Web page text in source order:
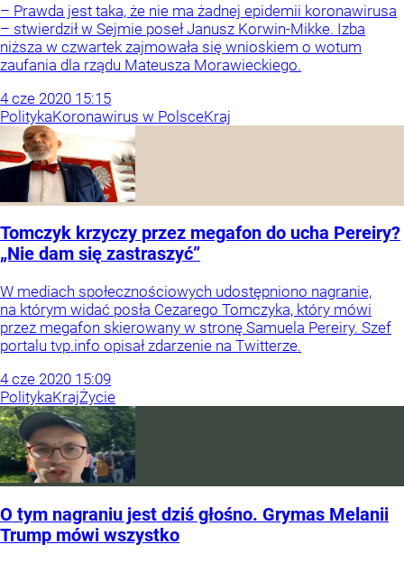
– Prawda jest taka, że nie ma żadnej epidemii koronawirusa
– stwierdził w Sejmie poseł Janusz Korwin-Mikke. Izba
niższa w czwartek zajmowała się wnioskiem o wotum
zaufania dla rządu Mateusza Morawieckiego.
4 cze 2020 15:15
PolitykaKoronawirus w PolsceKraj
Tomczyk krzyczy przez megafon do ucha Pereiry?
„Nie dam się zastraszyć”
W mediach społecznościowych udostępniono nagranie,
na którym widać posła Cezarego Tomczyka, który mówi
przez megafon skierowany w stronę Samuela Pereiry. Szef
portalu tvp.info opisał zdarzenie na Twitterze.
4 cze 2020 15:09
PolitykaKrajŻycie
O tym nagraniu jest dziś głośno. Grymas Melanii
Trump mówi wszystko